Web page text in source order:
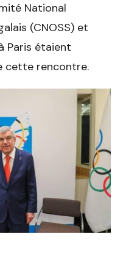
National
(CNOSS) et
Paris étaient
cette rencontre.